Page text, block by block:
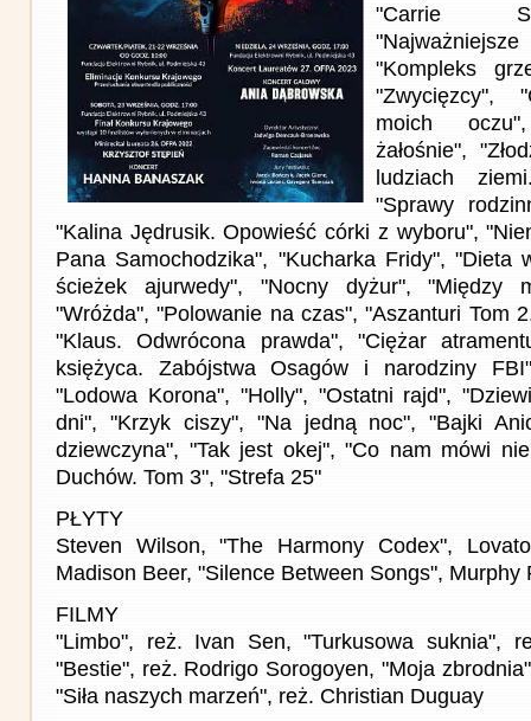
"Carrie
"Kompleks
"Zwycięzcy",
moich
żałośnie",
ludziach
"Sprawy
"Kalina Jędrusik. Opowieść córki z wyboru",
Pana Samochodzika", "Kucharka Fridy", "Dieta
ścieżek ajurwedy", "Nocny dyżur", "Między
"Wróżda", "Polowanie na czas", "Aszanturi Tom
"Klaus. Odwrócona prawda", "Ciężar
księżyca. Zabójstwa Osagów i narodziny
"Lodowa Korona", "Holly", "Ostatni rajd",
dni", "Krzyk ciszy", "Na jedną noc", "Bajki
dziewczyna", "Tak jest okej", "Co nam mówi
Duchów. Tom 3", "Strefa 25"
PŁYTY
Steven Wilson, "The Harmony Codex",
Madison Beer, "Silence Between Songs", Murphy
FILMY
"Limbo", reż. Ivan Sen, "Turkusowa suknia",
"Bestie", reż. Rodrigo Sorogoyen, "Moja
"Siła naszych marzeń", reż. Christian Duguay